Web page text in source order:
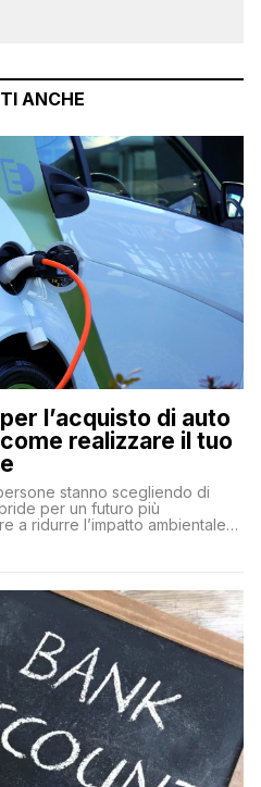
ANCHE
l’acquisto di auto
realizzare il tuo
stanno scegliendo di
per un futuro più
a ridurre l’impatto ambientale,
termine, come minori costi